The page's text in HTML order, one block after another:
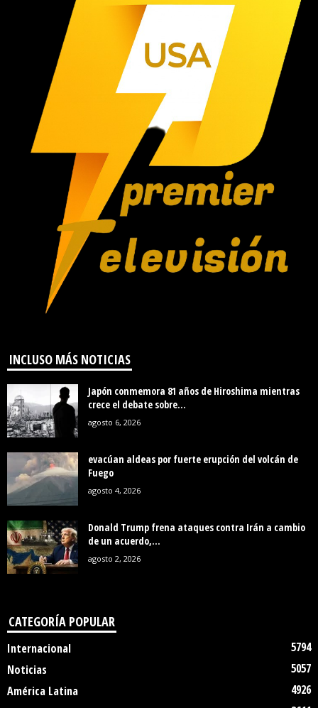
INCLUSO MÁS NOTICIAS
Japón conmemora 81 años de Hiroshima mientras
crece el debate sobre...
agosto 6, 2026
evacúan aldeas por fuerte erupción del volcán de
Fuego
agosto 4, 2026
Donald Trump frena ataques contra Irán a cambio
de un acuerdo,...
agosto 2, 2026
CATEGORÍA POPULAR
Internacional
5794
Noticias
5057
América Latina
4926